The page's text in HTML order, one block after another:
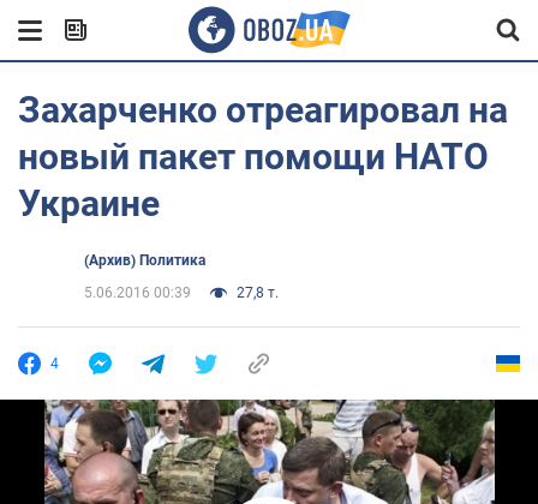
Захарченко отреагировал на
новый пакет помощи НАТО
Украине
(Архив) Политика
5.06.2016 00:39
27,8 т.
4